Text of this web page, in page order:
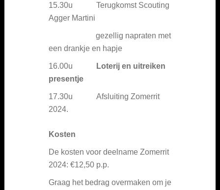
15.30u Terugkomst Scouting
Agger Martini
gezellig napraten met
een drankje en hapje
16.00u
Loterij en uitreiken
presentje
17.30u Afsluiting Zomerrit
2024.
Kosten
De kosten voor deelname Zomerrit
2024: €12,50 p.p.
Graag het bedrag overmaken om je